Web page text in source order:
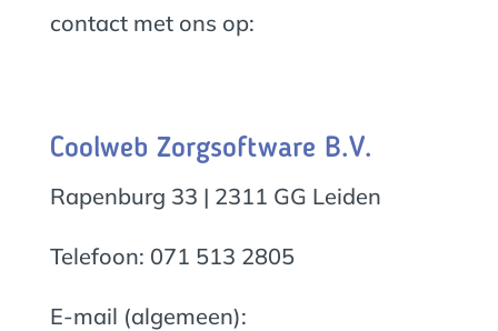
contact met ons op:
Coolweb Zorgsoftware B.V.
Rapenburg 33 | 2311 GG Leiden
Telefoon: 071 513 2805
E-mail (algemeen):